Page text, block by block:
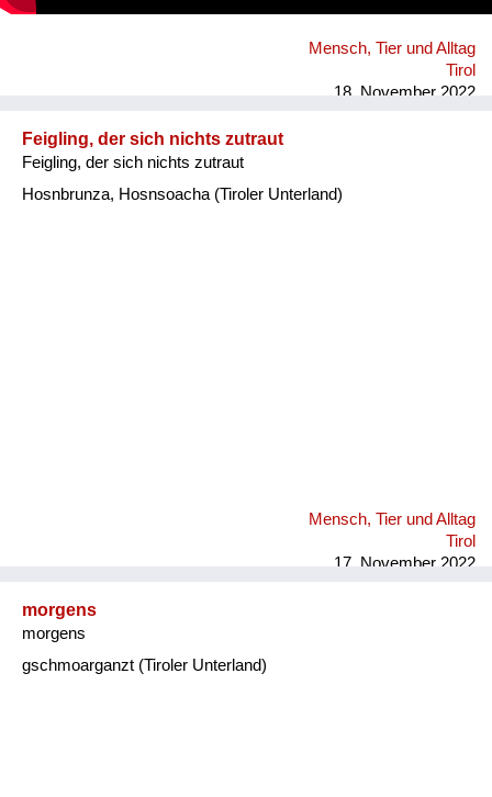
Mensch, Tier und Alltag
Tirol
18. November 2022
Feigling, der sich nichts zutraut
Feigling, der sich nichts zutraut
Hosnbrunza, Hosnsoacha (Tiroler Unterland)
Mensch, Tier und Alltag
Tirol
17. November 2022
morgens
morgens
gschmoarganzt (Tiroler Unterland)